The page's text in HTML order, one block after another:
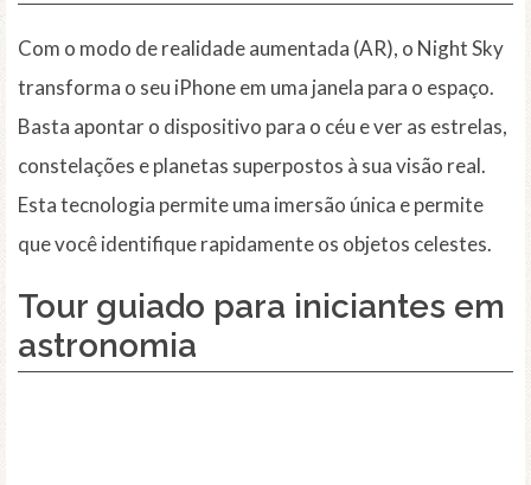
Com o modo de realidade aumentada (AR), o Night Sky
transforma o seu iPhone em uma janela para o espaço.
Basta apontar o dispositivo para o céu e ver as estrelas,
constelações e planetas superpostos à sua visão real.
Esta tecnologia permite uma imersão única e permite
que você identifique rapidamente os objetos celestes.
Tour guiado para iniciantes em
astronomia